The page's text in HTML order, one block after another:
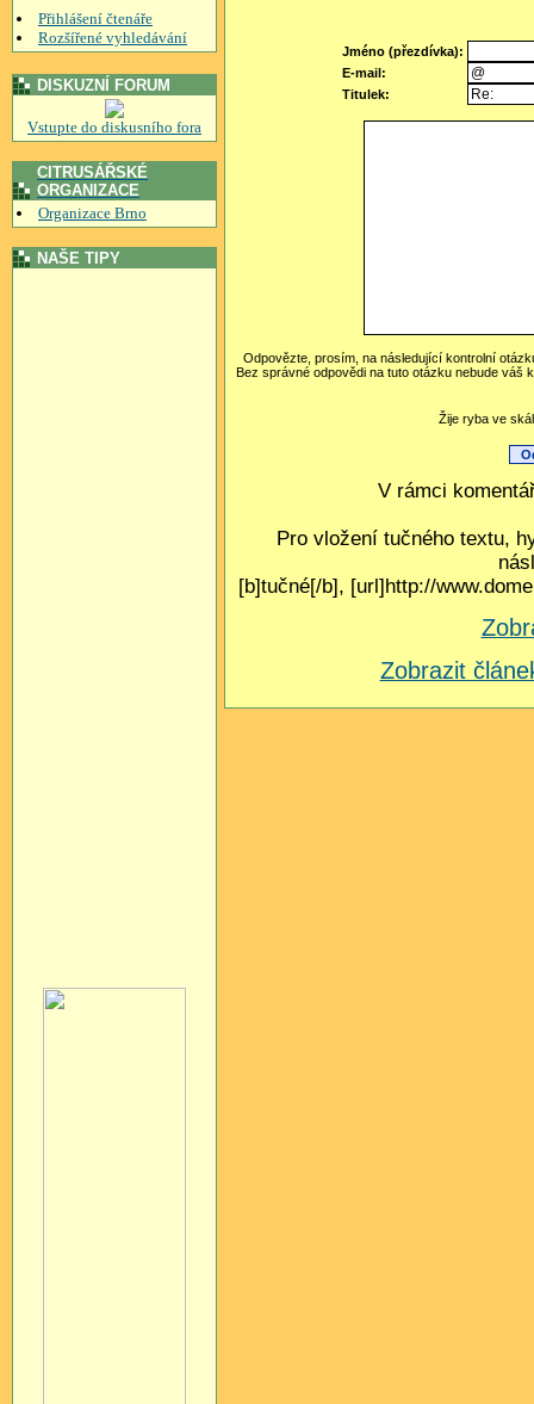
Přihlášení čtenáře
Rozšířené vyhledávání
DISKUZNÍ FORUM
Vstupte do diskusního fora
CITRUSÁŘSKÉ
ORGANIZACE
Organizace Brno
NAŠE TIPY
Jméno (přezdívka):
E-mail:
Titulek:
Odpovězte, prosím, na následující kontrolní
Bez správné odpovědi na tuto otázku nebude váš
Žije ryba ve
V rámci
Pro vložení tučného textu,
[b]tučné[/b], [url]http://
Zobrazit